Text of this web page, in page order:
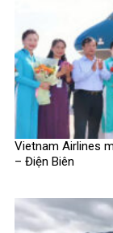
Vietnam Airlines
– Điện Biên